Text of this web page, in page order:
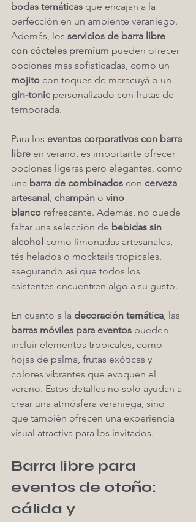
bodas temáticas que encajan a la
perfección en un ambiente veraniego.
Además, los servicios de barra libre
con cócteles premium pueden ofrecer
opciones más sofisticadas, como un
mojito con toques de maracuyá o un
gin-tonic personalizado con frutas de
temporada.
Para los eventos corporativos con barra
libre en verano, es importante ofrecer
opciones ligeras pero elegantes, como
una barra de combinados con cerveza
artesanal, champán o vino
blanco refrescante. Además, no puede
faltar una selección de bebidas sin
alcohol como limonadas artesanales,
tés helados o mocktails tropicales,
asegurando así que todos los
asistentes encuentren algo a su gusto.
En cuanto a la decoración temática, las
barras móviles para eventos pueden
incluir elementos tropicales, como
hojas de palma, frutas exóticas y
colores vibrantes que evoquen el
verano. Estos detalles no solo ayudan a
crear una atmósfera veraniega, sino
que también ofrecen una experiencia
visual atractiva para los invitados.
Barra libre para
eventos de otoño:
cálida y